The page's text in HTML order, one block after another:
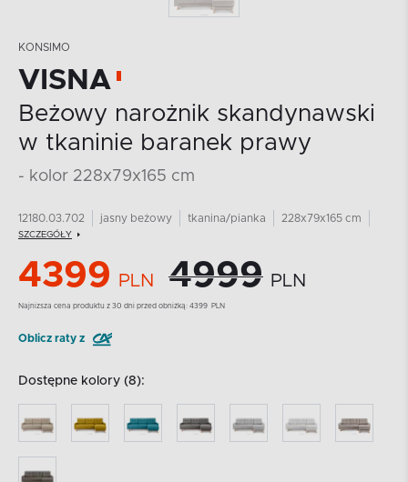
KONSIMO
VISNA
Beżowy narożnik skandynawski
w tkaninie baranek prawy
- kolor 228x79x165 cm
12180.03.702 jasny beżowy tkanina/pianka 228x79x165 cm
SZCZEGÓŁY
4399 PLN 4999 PLN
Najnizsza cena produktu z 30 dni przed obniżką: 4399 PLN
Oblicz raty z
Dostępne kolory (8):